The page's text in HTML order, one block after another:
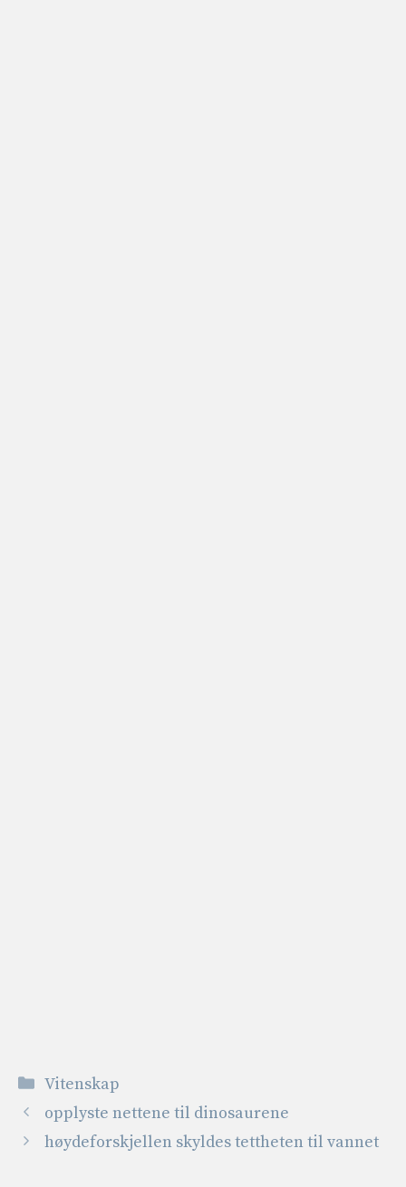
Kategorier
Vitenskap
opplyste nettene til dinosaurene
høydeforskjellen skyldes tettheten til vannet